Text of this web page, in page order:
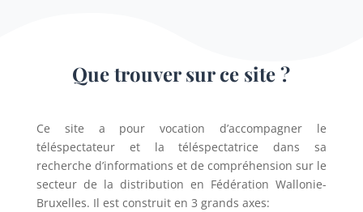
Que trouver sur ce site ?
Ce site a pour vocation d’accompagner le
téléspectateur et la téléspectatrice dans sa
recherche d’informations et de compréhension sur le
secteur de la distribution en Fédération Wallonie-
Bruxelles. Il est construit en 3 grands axes: